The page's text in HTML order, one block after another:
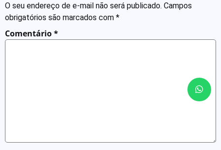
O seu endereço de e-mail não será publicado. Campos
obrigatórios são marcados com *
Comentário*